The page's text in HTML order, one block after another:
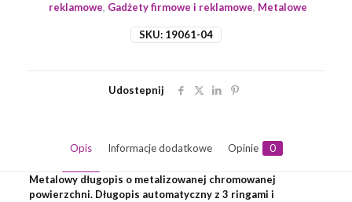
SKU: 19061-04
reklamowe, Gadżety firmowe i reklamowe, Metalowe
Udostepnij
Opis Informacje dodatkowe Opinie 0
Metalowy długopis o metalizowanej chromowanej
powierzchni. Długopis automatyczny z 3 ringami i